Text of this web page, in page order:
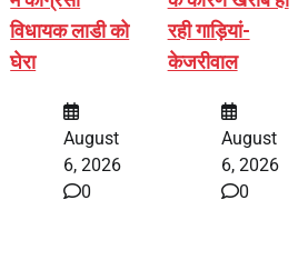
विधायक लाडी को
घेरा
August
6, 2026
0
रही गाड़ियां-
केजरीवाल
August
6, 2026
0